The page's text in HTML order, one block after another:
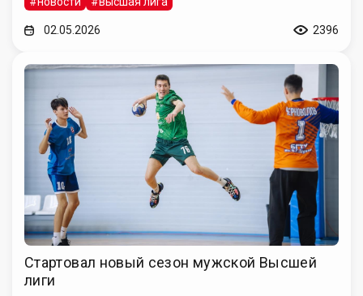
02.05.2026 2396
Стартовал новый сезон мужской Высшей
лиги